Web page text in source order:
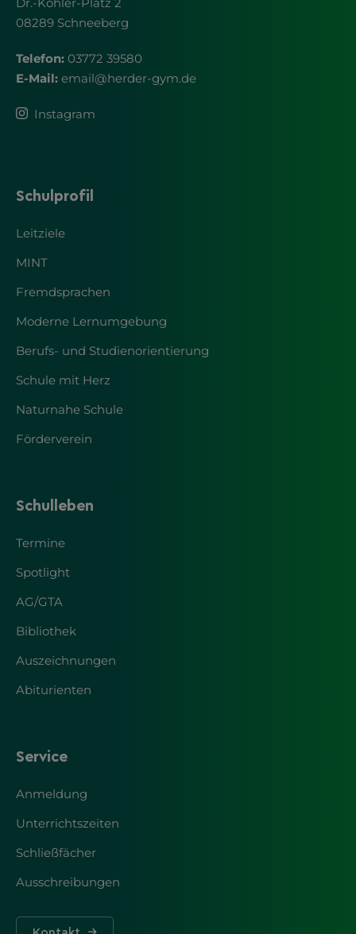
08289 Schneeberg
Telefon: 03772 39580
E-Mail: email@herder-gym.de
Instagram
Schulprofil
Leitziele
MINT
Fremdsprachen
Moderne Lernumgebung
Berufs- und Studienorientierung
Schule mit Herz
Naturnahe Schule
Förderverein
Schulleben
Termine
Spotlight
AG/GTA
Bibliothek
Auszeichnungen
Abiturienten
Service
Anmeldung
Unterrichtszeiten
Schließfächer
Ausschreibungen